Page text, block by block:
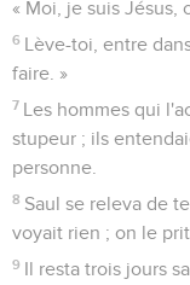
« Moi, je suis Jésus,
6 Lève-toi, entre
faire. »
7 Les hommes qui
stupeur ; ils
personne.
8 Saul se releva de
voyait rien ; on le
9 Il resta trois jours